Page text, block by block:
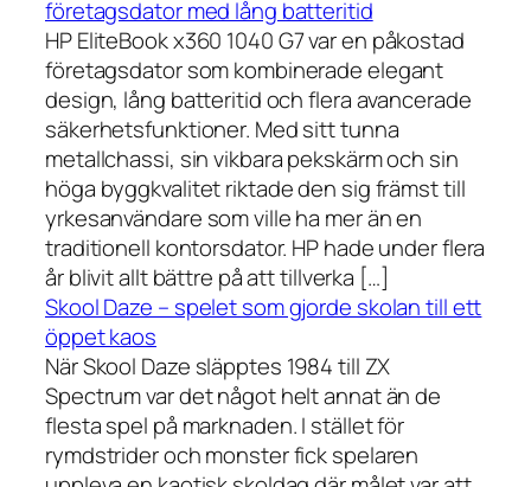
företagsdator med lång batteritid
HP EliteBook x360 1040 G7 var en påkostad
företagsdator som kombinerade elegant
design, lång batteritid och flera avancerade
säkerhetsfunktioner. Med sitt tunna
metallchassi, sin vikbara pekskärm och sin
höga byggkvalitet riktade den sig främst till
yrkesanvändare som ville ha mer än en
traditionell kontorsdator. HP hade under flera
år blivit allt bättre på att tillverka […]
Skool Daze – spelet som gjorde skolan till ett
öppet kaos
När Skool Daze släpptes 1984 till ZX
Spectrum var det något helt annat än de
flesta spel på marknaden. I stället för
rymdstrider och monster fick spelaren